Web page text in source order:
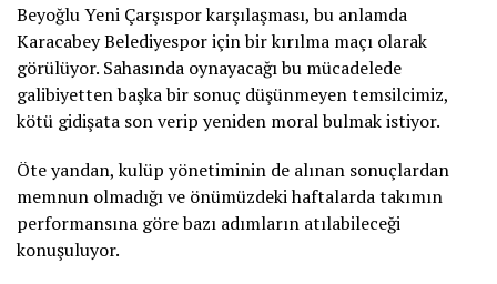
Beyoğlu Yeni Çarşıspor karşılaşması, bu anlamda
Karacabey Belediyespor için bir kırılma maçı olarak
görülüyor. Sahasında oynayacağı bu mücadelede
galibiyetten başka bir sonuç düşünmeyen temsilcimiz,
kötü gidişata son verip yeniden moral bulmak istiyor.
Öte yandan, kulüp yönetiminin de alınan sonuçlardan
memnun olmadığı ve önümüzdeki haftalarda takımın
performansına göre bazı adımların atılabileceği
konuşuluyor.